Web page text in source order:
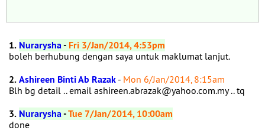
1. Nurarysha- Fri 3/Jan/2014, 4:53pm
boleh berhubung dengan saya untuk maklumat lanjut.
2.Ashireen Binti Ab Razak - Mon 6/Jan/2014, 8:15am
Blh bg detail .. email ashireen.abrazak@yahoo.com.my .. tq
3. Nurarysha-Tue 7/Jan/2014, 10:00am
done